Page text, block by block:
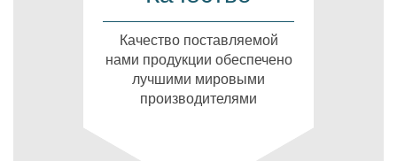
Качество поставляемой
нами продукции обеспечено
лучшими мировыми
производителями